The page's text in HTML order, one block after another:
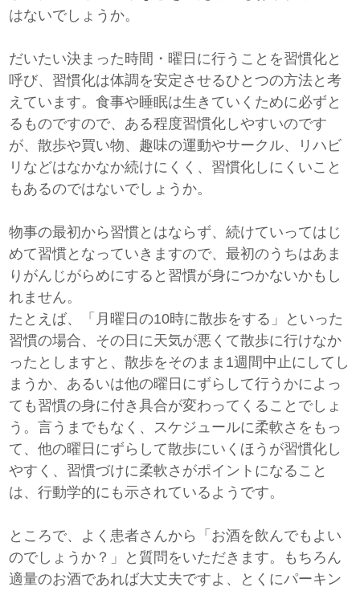
はないでしょうか。
だいたい決まった時間・曜日に行うことを習慣化と
呼び、習慣化は体調を安定させるひとつの方法と考
えています。食事や睡眠は生きていくために必ずと
るものですので、ある程度習慣化しやすいのです
が、散歩や買い物、趣味の運動やサークル、リハビ
リなどはなかなか続けにくく、習慣化しにくいこと
もあるのではないでしょうか。
物事の最初から習慣とはならず、続けていってはじ
めて習慣となっていきますので、最初のうちはあま
りがんじがらめにすると習慣が身につかないかもし
れません。
たとえば、「月曜日の10時に散歩をする」といった
習慣の場合、その日に天気が悪くて散歩に行けなか
ったとしますと、散歩をそのまま1週間中止にしてし
まうか、あるいは他の曜日にずらして行うかによっ
ても習慣の身に付き具合が変わってくることでしょ
う。言うまでもなく、スケジュールに柔軟さをもっ
て、他の曜日にずらして散歩にいくほうが習慣化し
やすく、習慣づけに柔軟さがポイントになること
は、行動学的にも示されているようです。
ところで、よく患者さんから「お酒を飲んでもよい
のでしょうか？」と質問をいただきます。もちろん
適量のお酒であれば大丈夫ですよ、とくにパーキン